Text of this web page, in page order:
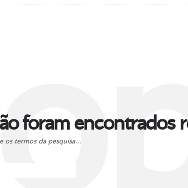
foram encontrados
os termos da pesquisa...